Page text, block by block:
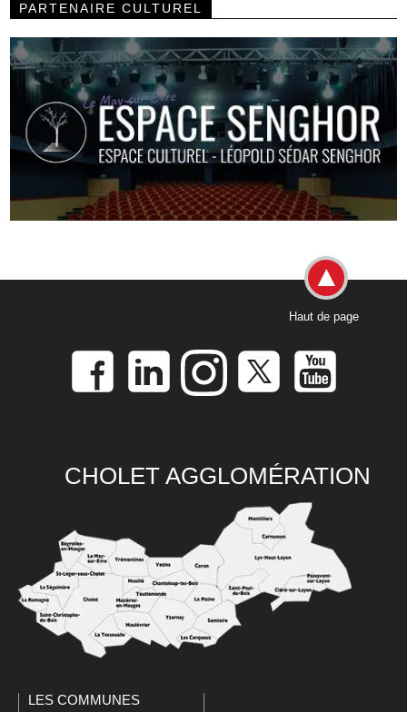
PARTENAIRE CULTUREL
Haut de page
CHOLET AGGLOMÉRATION
LES COMMUNES